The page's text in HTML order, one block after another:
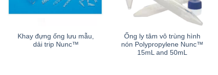
Khay đựng ống lưu mẫu,
dải trip Nunc™
Ống ly tâm vô trùng hình
nón Polypropylene Nunc™
15mL and 50mL